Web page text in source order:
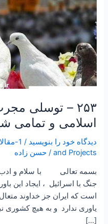
۲۵۳ – توسلی
اسلامی و تمامی
دیدگاه‌ خود را بنویسید /
and Projects
/حسن زاده
بسمه تعالی با سلام و ادب
جنگ با اسرائیل ، ایجاد این
است که ایران جز خداوند
یاوری ندارد و به هیچ کشوری
[…]
اسلامی
و
تمامی
شیعیان
جهان